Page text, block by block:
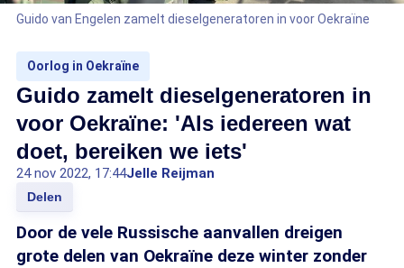
Guido van Engelen zamelt dieselgeneratoren in voor Oekraïne
Oorlog in Oekraïne
Guido zamelt dieselgeneratoren in
voor Oekraïne: 'Als iedereen wat
doet, bereiken we iets'
24 nov 2022, 17:44Jelle Reijman
Delen
Door de vele Russische aanvallen dreigen
grote delen van Oekraïne deze winter zonder